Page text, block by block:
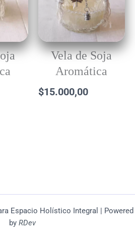
Vela de Soja
Aromática
$15.000,00
Espacio Holístico Integral | Powered
by RDev